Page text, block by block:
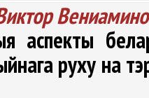
аспекты
руху на